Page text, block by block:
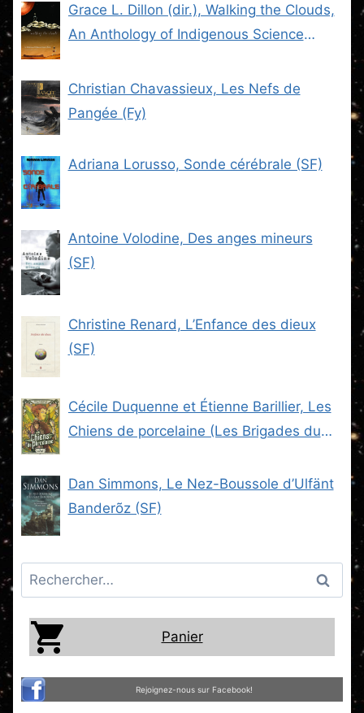
Grace L. Dillon (dir.), Walking the Clouds,
An Anthology of Indigenous Science
Christian Chavassieux, Les Nefs de
Pangée (Fy)
Adriana Lorusso, Sonde cérébrale (SF)
Antoine Volodine, Des anges mineurs
(SF)
Christine Renard, L’Enfance des dieux
(SF)
Cécile Duquenne et Étienne Barillier, Les
Chiens de porcelaine (Les Brigades du
Dan Simmons, Le Nez-Boussole d’Ulfänt
Banderõz (SF)
Rechercher :
Panier
Rejoignez-nous sur Facebook!